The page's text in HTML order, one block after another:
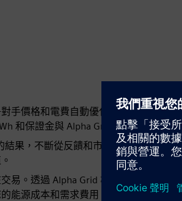
手價格和電費自動優化您的電動汽車充
和保證金與 Alpha Grid 的彙總和匿名
結果，不斷從反饋和市場變化中學習。
易。透過 Alpha Grid 準確檢視充電站
能源成本和需求費用。